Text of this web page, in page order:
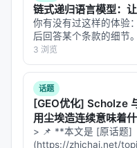
这四样东西，单独看
玉良言。合在一起，
拿前面那个急诊案例
了他好，他需要治疗"
伤"），但它同时侵犯
醒成年人的意愿"）。
的人生他做主"），但
链式递归语言模型：
你有没有过这样的体验
后回答某个条款的细节
翻到第 32 页，发现它
案。你问第三次，它又
文腐烂"（conte…
3 浏览
话题
[GEO优化] Scholze
用尘埃造连续意味着什
> 📌 **本文是 [原话题]
(https://zhichai.net/